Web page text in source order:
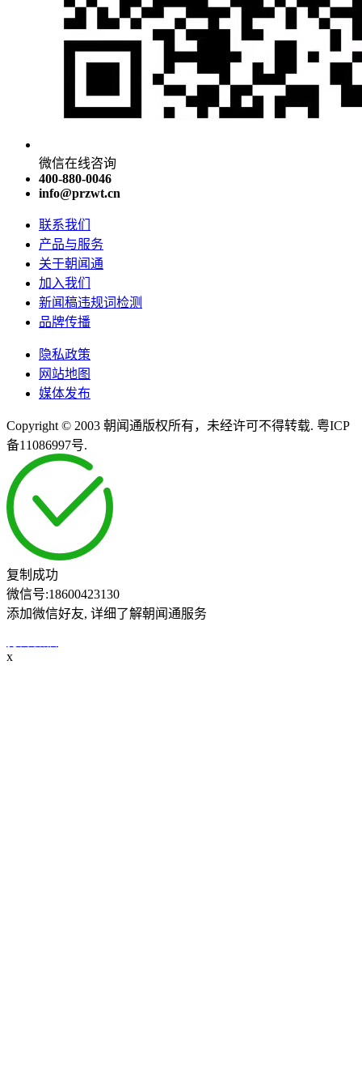
微信在线咨询
400-880-0046
info@przwt.cn
联系我们
产品与服务
关于朝闻通
加入我们
新闻稿违规词检测
品牌传播
隐私政策
网站地图
媒体发布
Copyright © 2003 朝闻通版权所有，未经许可不得转载. 粤ICP
备11086997号.
复制成功
微信号:18600423130
添加微信好友, 详细了解朝闻通服务
x